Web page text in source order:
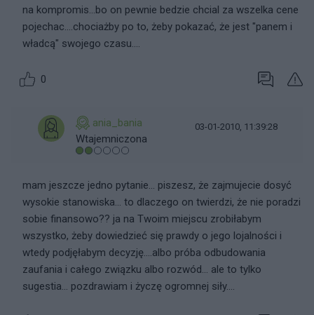
na kompromis...bo on pewnie bedzie chcial za wszelka cene
pojechac....chociażby po to, żeby pokazać, że jest "panem i
władcą" swojego czasu....
0
ania_bania
Wtajemniczona
03-01-2010, 11:39:28
mam jeszcze jedno pytanie... piszesz, że zajmujecie dosyć
wysokie stanowiska... to dlaczego on twierdzi, że nie poradzi
sobie finansowo?? ja na Twoim miejscu zrobiłabym
wszystko, żeby dowiedzieć się prawdy o jego lojalności i
wtedy podjęłabym decyzję....albo próba odbudowania
zaufania i całego związku albo rozwód... ale to tylko
sugestia... pozdrawiam i życzę ogromnej siły....